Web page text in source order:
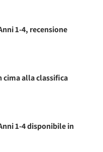
1-4, recensione
cima alla classifica
1-4 disponibile in